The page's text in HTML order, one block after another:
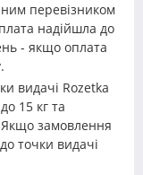
перевізником
надійшла до
- якщо оплата
видачі Rozetka
15 кг та
замовлення
точки видачі